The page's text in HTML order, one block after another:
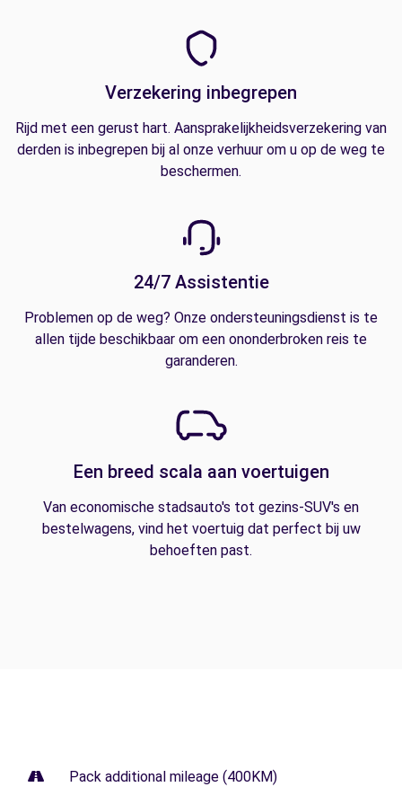
Verzekering inbegrepen
Rijd met een gerust hart. Aansprakelijkheidsverzekering van
derden is inbegrepen bij al onze verhuur om u op de weg te
beschermen.
24/7 Assistentie
Problemen op de weg? Onze ondersteuningsdienst is te
allen tijde beschikbaar om een ononderbroken reis te
garanderen.
Een breed scala aan voertuigen
Van economische stadsauto's tot gezins-SUV's en
bestelwagens, vind het voertuig dat perfect bij uw
behoeften past.
Pack additional mileage (400KM)